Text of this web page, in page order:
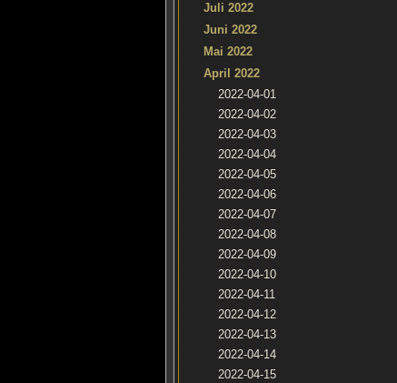
Juli 2022
Juni 2022
Mai 2022
April 2022
2022-04-01
2022-04-02
2022-04-03
2022-04-04
2022-04-05
2022-04-06
2022-04-07
2022-04-08
2022-04-09
2022-04-10
2022-04-11
2022-04-12
2022-04-13
2022-04-14
2022-04-15